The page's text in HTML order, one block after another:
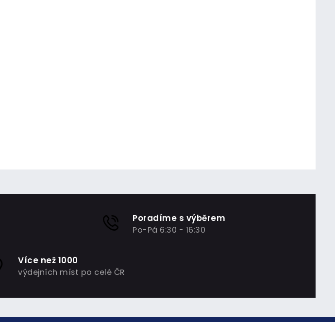
Poradíme s výběrem
Po-Pá 6:30 - 16:30
Více než 1000
výdejních míst po celé ČR